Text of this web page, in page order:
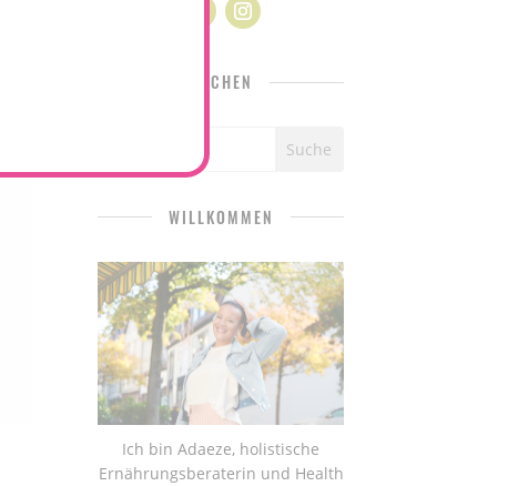
SUCHEN
WILLKOMMEN
Ich bin Adaeze, holistische
Ernährungsberaterin und Health